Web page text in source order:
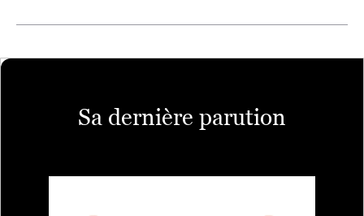
Sa dernière parution